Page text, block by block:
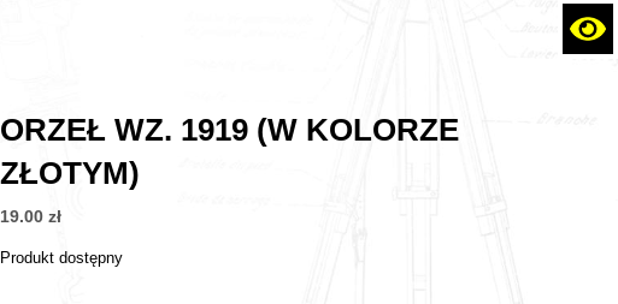
ORZEŁ WZ. 1919 (W KOLORZE
ZŁOTYM)
19.00 zł
Produkt dostępny